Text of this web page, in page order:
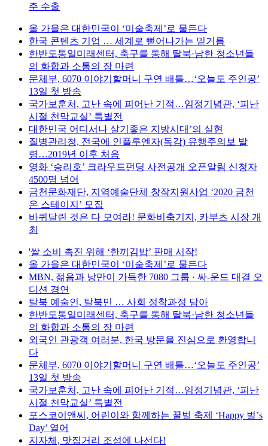
주 수출
올 가을은 대한민국이 ‘미술축제’로 물든다
한국 콘텐츠 기업 … 세계로 뻗어나가는 밑거름
한반도통일미래센터, 축구를 통해 탈북·남한 청소년들
의 화합과 소통의 장 마련
문체부, 6070 이야기할머니 구연 배틀…‘오늘도 주인공’
13일 첫 방송
국가보훈처, 고난 속에 피어난 기적…임정기념관, ‘피난
시절 천막교실’ 특별전
대한민국 어디서나 살기좋은 지방시대’의 실현
질병관리청, 전국에 인플루엔자(독감) 유행주의보 발
령…2019년 이후 처음
영화 ‘승리호’ 크라우드펀딩 사전공개 오픈알림 신청자
4500명 넘어
금천문화재단, 지역예술단체 창작지원사업 ‘2020 금천
온 스테이지’ 모집
바퀴달린 것은 다 모여라! 문화비축기지, 카부츠 시장 개
최
'쌀 소비 촉진 위해 ‘한끼김밥’ 판매 시작!
올 가을은 대한민국이 ‘미술축제’로 물든다
MBN, 젊음과 낭만이 가득한 7080 그룹 · 싸-운드 대결 오
디션 경연
탈북 예술인, 탈북민 … 사회 정착과정 담아
한반도통일미래센터, 축구를 통해 탈북·남한 청소년들
의 화합과 소통의 장 마련
외국인 관광객 여러분, 한국 방문을 진심으로 환영합니
다
문체부, 6070 이야기할머니 구연 배틀…‘오늘도 주인공’
13일 첫 방송
국가보훈처, 고난 속에 피어난 기적…임정기념관, ‘피난
시절 천막교실’ 특별전
포스코이앤씨, 어린이와 함께하는 꿀벌 축제 ‘Happy 벌’s
Day’ 열어
지자체, 맛집거리 조성에 나선다!